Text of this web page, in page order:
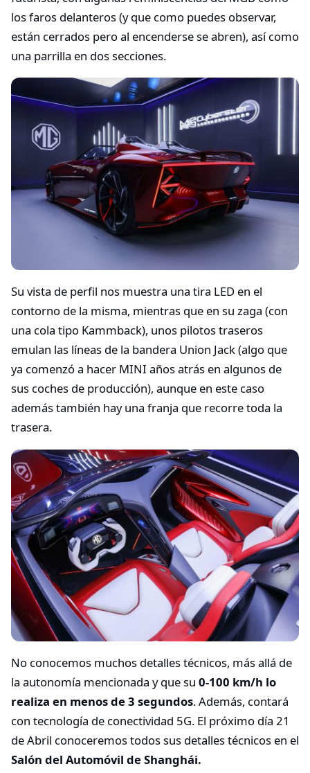
los faros delanteros (y que como puedes observar,
están cerrados pero al encenderse se abren), así como
una parrilla en dos secciones.
Su vista de perfil nos muestra una tira LED en el
contorno de la misma, mientras que en su zaga (con
una cola tipo Kammback), unos pilotos traseros
emulan las líneas de la bandera Union Jack (algo que
ya comenzó a hacer MINI años atrás en algunos de
sus coches de producción), aunque en este caso
además también hay una franja que recorre toda la
trasera.
No conocemos muchos detalles técnicos, más allá de
la autonomía mencionada y que su 0-100 km/h lo
realiza en menos de 3 segundos. Además, contará
con tecnología de conectividad 5G. El próximo día 21
de Abril conoceremos todos sus detalles técnicos en el
Salón del Automóvil de Shanghái.